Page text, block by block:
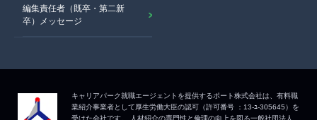
編集責任者（既卒・第二新
卒）メッセージ